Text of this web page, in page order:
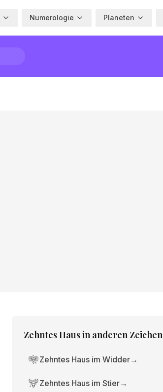
Numerologie Planeten
Zehntes Hausin anderen Zeichen
Zehntes Haus im Widder→
Zehntes Haus im Stier→